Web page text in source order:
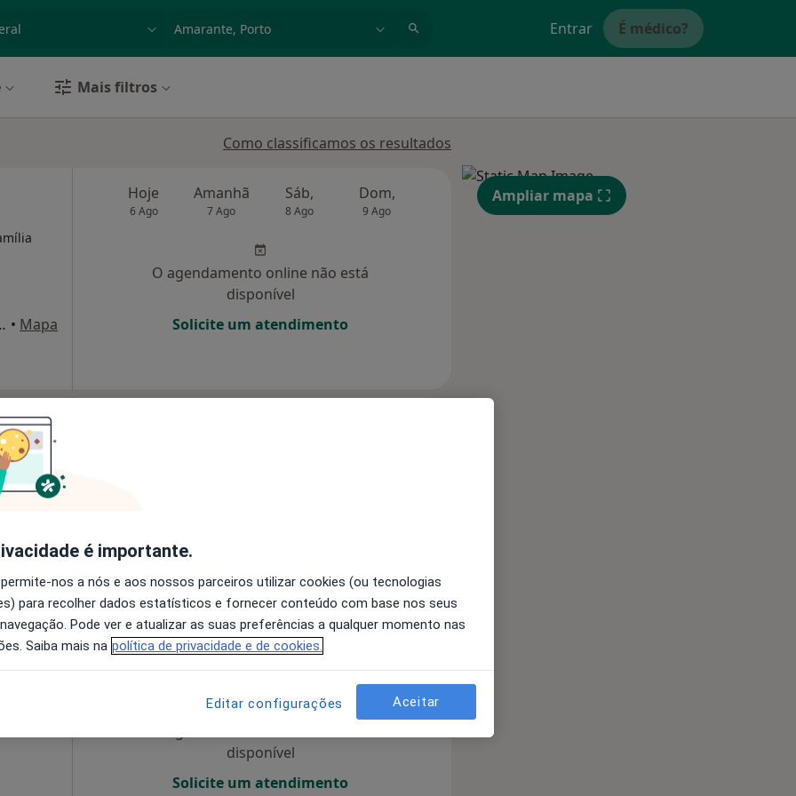
doença ou nome Entrar É médico?
Mais filtros
Como classificamos os resultados
de Canaveses • Mapa
Hoje
6 Ago
Amanhã
7 Ago
Sáb,
8 Ago
Dom,
9 Ago
Segunda-feira Ter, Qua
12 Ago
O agendamento online não está
disponível
Solicite um atendimento
Solicite um atendimento
Hoje Amanhã Sáb,
disponível
Solicite um atendimento
Ampliar mapa
é importante.
nos a nós e aos nossos parceiros utilizar cookies (ou tecnologias
para recolher dados estatísticos e fornecer conteúdo com base nos seus
Pode ver e atualizar as suas preferências a qualquer momento nas
Saiba mais na política de privacidade e de cookies.
Editar configurações Aceitar